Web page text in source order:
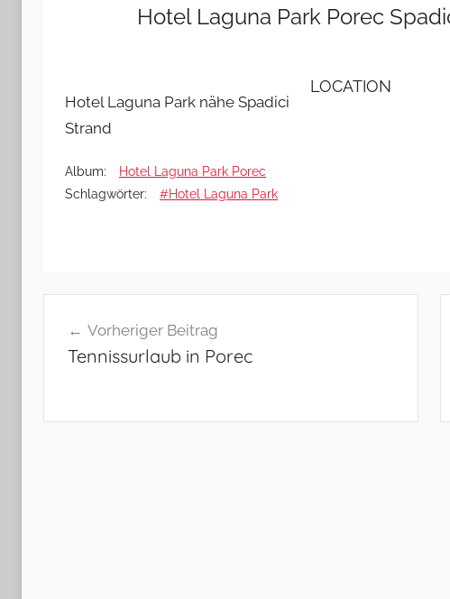
Hotel Laguna Park Porec
Hotel Laguna Park nähe Spadici
Strand
Album:
Hotel Laguna Park Porec
Schlagwörter:
#Hotel Laguna Park
LOCATION
Vorheriger Beitrag
Tennissurlaub in Porec